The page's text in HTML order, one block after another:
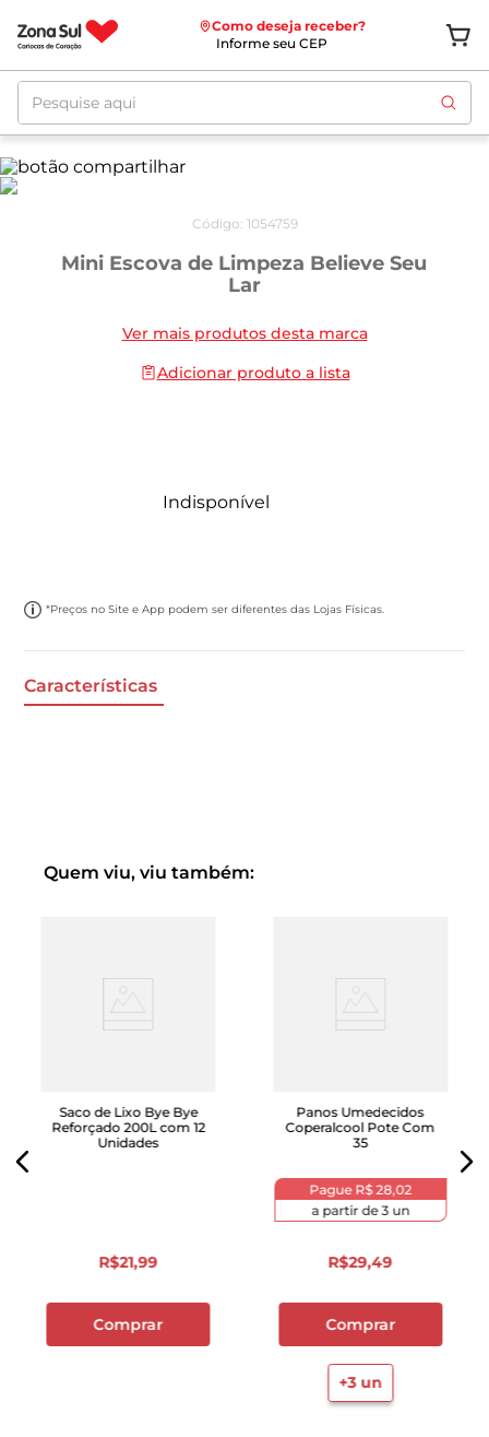
Como deseja receber?
Informe seu CEP
Pesquise aqui
Código: 1054759
Mini Escova de Limpeza Believe Seu
Lar
Ver mais produtos desta marca
Adicionar produto a lista
Indisponível
*Preços no Site e App podem ser diferentes das Lojas Físicas.
Características
Quem viu, viu também:
Saco de Lixo Bye Bye
Reforçado 200L com 12
Unidades
R$21,99
Comprar
Panos Umedecidos
Coperalcool Pote Com
35
Pague R$ 28,02
a partir de3un
R$29,49
Comprar
+3un